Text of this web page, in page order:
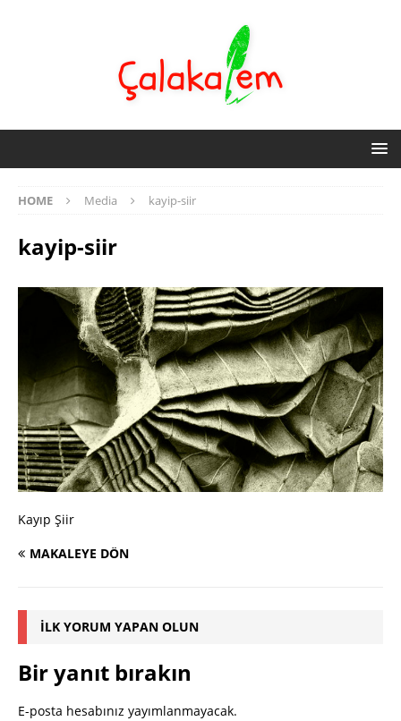
HOME Media kayip-siir
kayip-siir
Kayıp Şiir
MAKALEYE DÖN
İLK YORUM YAPAN OLUN
Bir yanıt bırakın
E-posta hesabınız yayımlanmayacak.